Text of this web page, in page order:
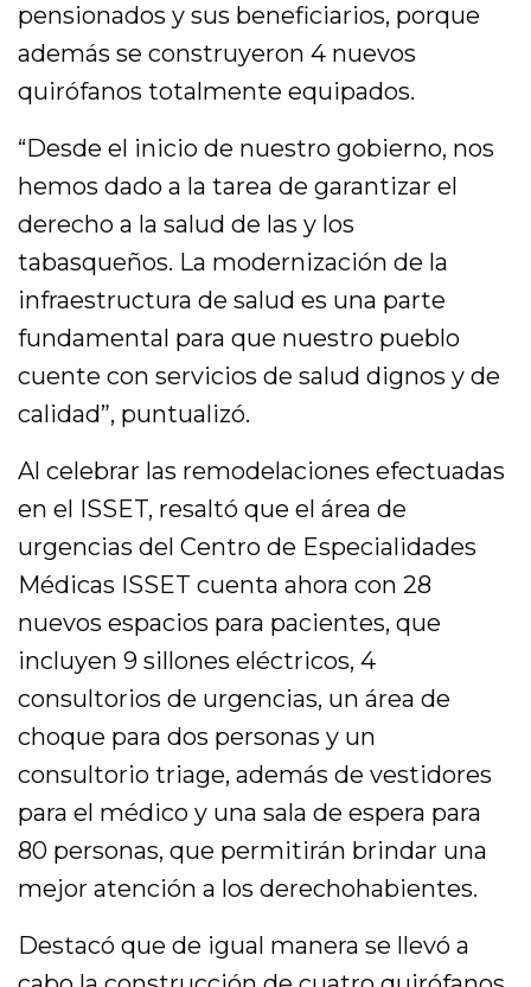
pensionados y sus beneficiarios, porque
además se construyeron 4 nuevos
quirófanos totalmente equipados.
“Desde el inicio de nuestro gobierno, nos
hemos dado a la tarea de garantizar el
derecho a la salud de las y los
tabasqueños. La modernización de la
infraestructura de salud es una parte
fundamental para que nuestro pueblo
cuente con servicios de salud dignos y de
calidad”, puntualizó.
Al celebrar las remodelaciones efectuadas
en el ISSET, resaltó que el área de
urgencias del Centro de Especialidades
Médicas ISSET cuenta ahora con 28
nuevos espacios para pacientes, que
incluyen 9 sillones eléctricos, 4
consultorios de urgencias, un área de
choque para dos personas y un
consultorio triage, además de vestidores
para el médico y una sala de espera para
80 personas, que permitirán brindar una
mejor atención a los derechohabientes.
Destacó que de igual manera se llevó a